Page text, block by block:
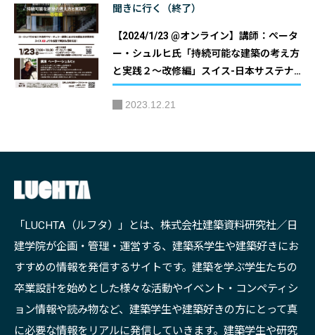
ス－日本サステナビリティ交流会 共催：
聞きに行く（終了）
【2024/1/23 @オンライン】講師：ぺータ
ー・シュルヒ氏「持続可能な建築の考え方
と実践２〜改修編」スイス-日本サステナ
ビリティ交流ウェビナー｜スイス－日本サ
ステナビリティ交流ウェビナー実行委員会
2023.12.21
「LUCHTA（ルフタ）」とは、株式会社建築資料研究社／日
建学院が企画・管理・運営する、建築系学生や建築好きにお
すすめの情報を発信するサイトです。建築を学ぶ学生たちの
卒業設計を始めとした様々な活動やイベント・コンペティシ
ョン情報や読み物など、建築学生や建築好きの方にとって真
に必要な情報をリアルに発信していきます。建築学生や研究